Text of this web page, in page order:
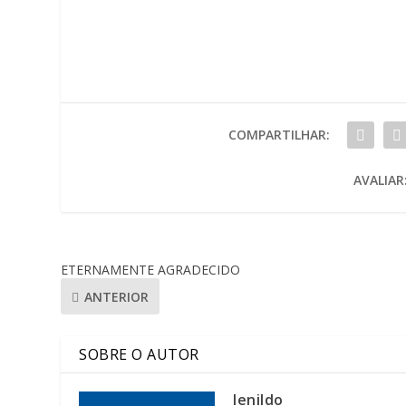
COMPARTILHAR:
AVALIAR:
ETERNAMENTE AGRADECIDO
ANTERIOR
SOBRE O AUTOR
lenildo